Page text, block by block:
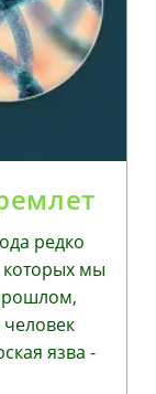
редко
которых мы
язва -